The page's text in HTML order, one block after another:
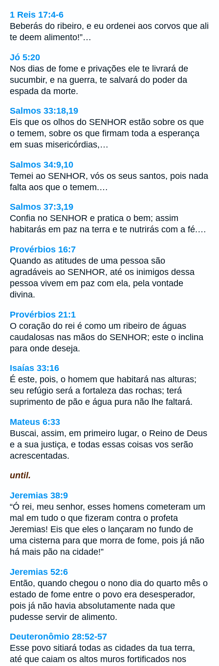
1 Reis 17:4-6
Beberás do ribeiro, e eu ordenei aos corvos que ali
te deem alimento!”…
Jó 5:20
Nos dias de fome e privações ele te livrará de
sucumbir, e na guerra, te salvará do poder da
espada da morte.
Salmos 33:18,19
Eis que os olhos do SENHOR estão sobre os que
o temem, sobre os que firmam toda a esperança
em suas misericórdias,…
Salmos 34:9,10
Temei ao SENHOR, vós os seus santos, pois nada
falta aos que o temem.…
Salmos 37:3,19
Confia no SENHOR e pratica o bem; assim
habitarás em paz na terra e te nutrirás com a fé.…
Provérbios 16:7
Quando as atitudes de uma pessoa são
agradáveis ao SENHOR, até os inimigos dessa
pessoa vivem em paz com ela, pela vontade
divina.
Provérbios 21:1
O coração do rei é como um ribeiro de águas
caudalosas nas mãos do SENHOR; este o inclina
para onde deseja.
Isaías 33:16
É este, pois, o homem que habitará nas alturas;
seu refúgio será a fortaleza das rochas; terá
suprimento de pão e água pura não lhe faltará.
Mateus 6:33
Buscai, assim, em primeiro lugar, o Reino de Deus
e a sua justiça, e todas essas coisas vos serão
acrescentadas.
until.
Jeremias 38:9
“Ó rei, meu senhor, esses homens cometeram um
mal em tudo o que fizeram contra o profeta
Jeremias! Eis que eles o lançaram no fundo de
uma cisterna para que morra de fome, pois já não
há mais pão na cidade!”
Jeremias 52:6
Então, quando chegou o nono dia do quarto mês o
estado de fome entre o povo era desesperador,
pois já não havia absolutamente nada que
pudesse servir de alimento.
Deuteronômio 28:52-57
Esse povo sitiará todas as cidades da tua terra,
até que caiam os altos muros fortificados nos